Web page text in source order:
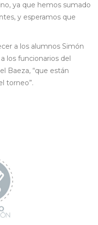
ya que hemos sumado
y esperamos que
a los alumnos Simón
los funcionarios del
Baeza, “que están
torneo”.